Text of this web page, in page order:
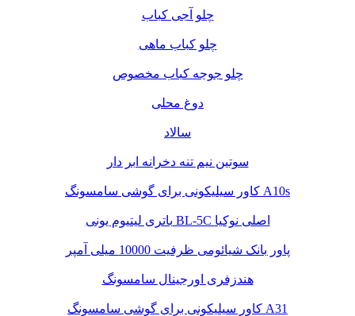
چلو آجی کباب
چلو کباب ماهی
چلو جوجه کباب مخصوص
دوغ محلی
سالاد
سوتین نیم تنه دخرانه ابر دار
کاور سیلیکونی برای گوشی سامسونگ A10s
باتری لیتیوم یونی BL-5C اصلی نوکیا
پاور بانک شیائومی ظرفیت 10000 میلی آمپر
هندزفری اورجینال سامسونگ
کاور سیلیکونی برای گوشی سامسونگ A31